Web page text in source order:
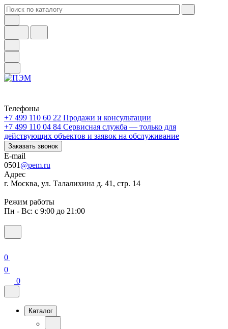
Телефоны
+7 499 110 60 22 Продажи и консультации
+7 499 110 04 84 Сервисная служба — только для
действующих объектов и заявок на обслуживание
Заказать звонок
E-mail
0501 @pem.ru
Адрес
г. Москва, ул. Талалихина д. 41, стр. 14
Режим работы
Пн - Вс: с 9:00 до 21:00
0
0
0
Каталог